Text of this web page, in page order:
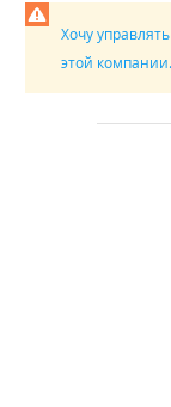
Хочу
этой компании.